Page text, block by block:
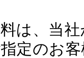
は、当
定のお